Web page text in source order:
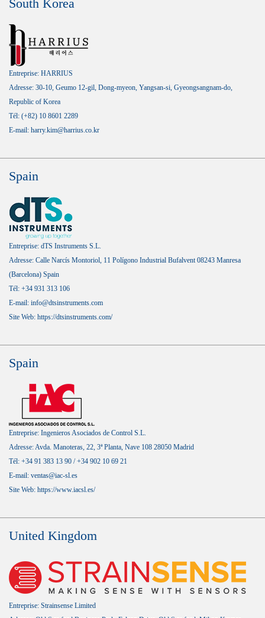
South Korea
Entreprise: HARRIUS
Adresse: 30-10, Geumo 12-gil, Dong-myeon, Yangsan-si, Gyeongsangnam-do,
Republic of Korea
Tél: (+82) 10 8601 2289
E-mail: harry.kim@harrius.co.kr
Spain
Entreprise: dTS Instruments S.L.
Adresse: Calle Narcís Montoriol, 11 Polígono Industrial Bufalvent 08243 Manresa
(Barcelona) Spain
Tél: +34 931 313 106
E-mail: info@dtsinstruments.com
Site Web: https://dtsinstruments.com/
Spain
Entreprise: Ingenieros Asociados de Control S.L.
Adresse: Avda. Manoteras, 22, 3ª Planta, Nave 108 28050 Madrid
Tél: +34 91 383 13 90 / +34 902 10 69 21
E-mail: ventas@iac-sl.es
Site Web: https://www.iacsl.es/
United Kingdom
Entreprise: Strainsense Limited